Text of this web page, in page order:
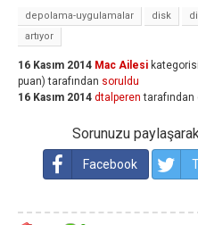
depolama-uygulamalar disk
artıyor
16 Kasım 2014 Mac Ailesi
puan) tarafından soruldu
16 Kasım 2014 dtalperen tarafından
Sorunuzu
Facebook